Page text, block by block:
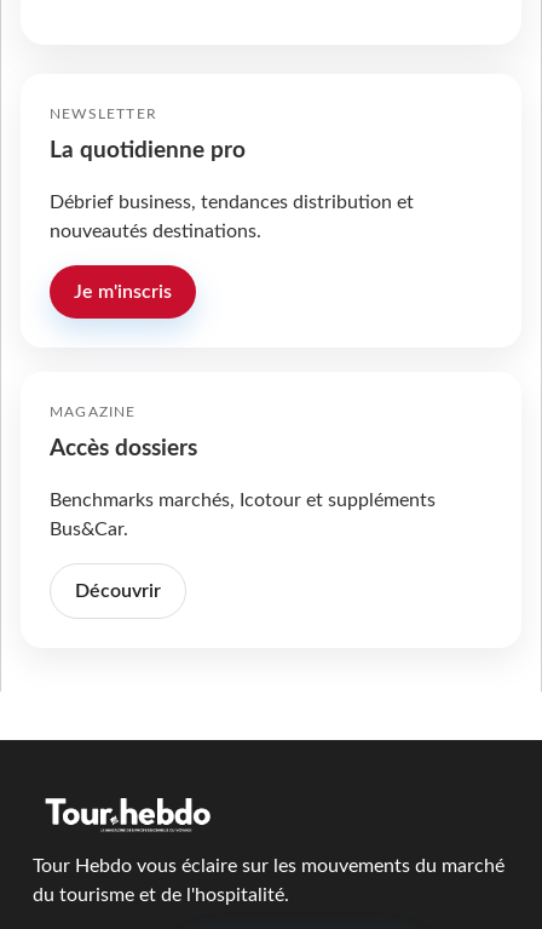
NEWSLETTER
La quotidienne pro
Débrief business, tendances distribution et
nouveautés destinations.
Je m'inscris
MAGAZINE
Accès dossiers
Benchmarks marchés, Icotour et suppléments
Bus&Car.
Découvrir
Tour Hebdo vous éclaire sur les mouvements du marché
du tourisme et de l'hospitalité.